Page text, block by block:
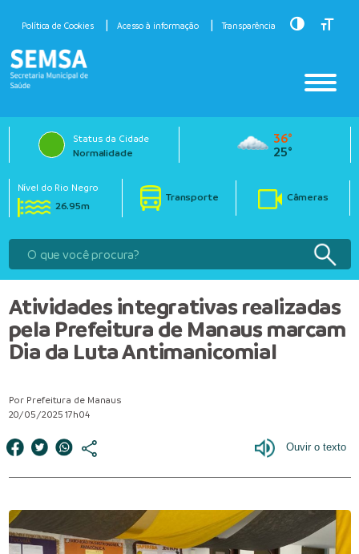
Política de Cookies Acesso à informação Transparência Toggle
Status da Cidade
Normalidade
36°
25°
Nível do Rio Negro
26.95m
Transporte Câmeras
Atividades integrativas realizadas
pela Prefeitura de Manaus marcam
Dia da Luta Antimanicomial
Por Prefeitura de Manaus
20/05/2025 17h04